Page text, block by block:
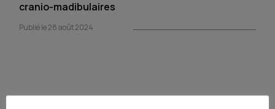
cranio-madibulaires
Publié le 28 août 2024